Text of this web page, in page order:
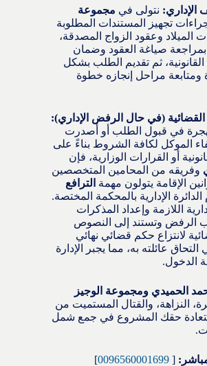
الإداري: نتولى في مجموعة
تجهيز المستندات المطلوبة
الميلاد وعقود الزواج المصدقة،
صياغة العقود وضمان
ثم تقديم الطلب بشكل
ومتابعة مراحل إنجازه خطوة
القضائية (في حال الرفض الإداري):
في قبول الطلب أو أصدرت
الموكل لكافة الشروط بناءً على
أو القرارات الوزارية، فإن
وفريقه من المحامين المتخصصين
الإقامة يتولون مهمة الترافع
الإدارية بالمحكمة المختصة.
اللازمة وإعداد المذكرات
الرفض وتستند إلى النصوص
لانتزاع حكم قضائي نهائي
عائلته به، مما يجبر الإدارة
الدخول.
الحميدي ومجموعة الوجيز
النزاهة، والقتال المستميت من
حقك المشروع في جمع شمل
[
0096560001699
]